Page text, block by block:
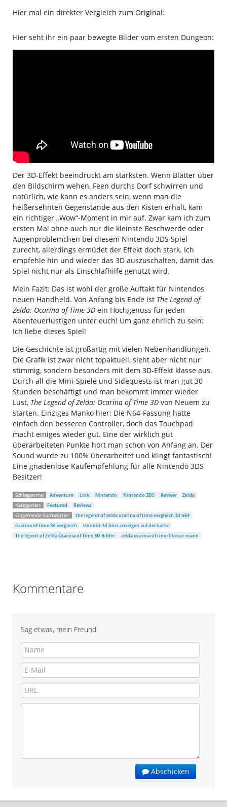
Hier mal ein direkter Vergleich zum Original:
Hier seht ihr ein paar bewegte Bilder vom ersten Dungeon:
Der 3D-Effekt beeindruckt am stärksten. Wenn Blätter über
den Bildschirm wehen, Feen durchs Dorf schwirren und
natürlich, wie kann es anders sein, wenn man die
heißersehnten Gegenstände aus den Kisten erhält, kam
ein richtiger „Wow“-Moment in mir auf. Zwar kam ich zum
ersten Mal ohne auch nur die kleinste Beschwerde oder
Augenproblemchen bei diesem Nintendo 3DS Spiel
zurecht, allerdings ermüdet der Effekt doch stark. Ich
empfehle hin und wieder das 3D auszuschalten, damit das
Spiel nicht nur als Einschlafhilfe genutzt wird.
Mein Fazit: Das ist wohl der große Auftakt für Nintendos
neuen Handheld. Von Anfang bis Ende ist The Legend of
Zelda: Ocarina of Time 3D ein Hochgenuss für jeden
Abenteuerlustigen unter euch! Um ganz ehrlich zu sein:
Ich liebe dieses Spiel!
Die Geschichte ist großartig mit vielen Nebenhandlungen.
Die Grafik ist zwar nicht topaktuell, sieht aber nicht nur
stimmig, sondern besonders mit dem 3D-Effekt klasse aus.
Durch all die Mini-Spiele und Sidequests ist man gut 30
Stunden beschäftigt und man bekommt immer wieder
Lust, The Legend of Zelda: Ocarina of Time 3D von Neuem zu
starten. Einziges Manko hier: Die N64-Fassung hatte
einfach den besseren Controller, doch das Touchpad
macht einiges wieder gut. Eine der wirklich gut
überarbeiteten Punkte hört man schon von Anfang an. Der
Sound wurde zu 100% überarbeitet und klingt fantastisch!
Eine gnadenlose Kaufempfehlung für alle Nintendo 3DS
Besitzer!
Schlagworte: Adventure Link Nintendo Nintendo 3DS Review
Zelda
Kategorien:
Featured
Reviews
Eingehende Suchwörter:
the legend of zelda ocarina of time vergleich 3d n64
ocarina of time 3d vergleich
tloz oot 3d boss anzeigen auf der karte
The legent of Zelda Ocarina of Time 3D Bilder
zelda ocarina of time blasser mann
Kommentare
Sag etwas, mein Freund!
Abschicken